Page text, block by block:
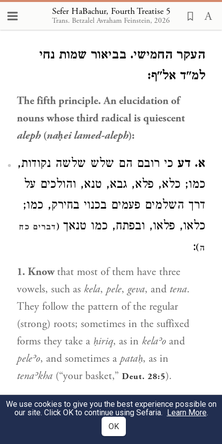
Sefer HaBachur, Fourth Treatise 5
Trans. Betzalel Avraham Feinstein, 2026
Loading...
העקר החמישי. בביאור שמות נחי
למ"ד אל"ף:
The fifth principle. An elucidation of
nouns whose third radical is quiescent
aleph(naḥei lamed-aleph):
א. דע כי רובם הם שלש שלשה נקודות,
כמו; כלא, פלא, גבא, טנא, והולכים על
דרך השלמים פעמים בכנוי בחירק, כמו;
כלאו, פלאו, ובפתח, כמו טנאך (דברים כח
ה)
:
1. Knowthat most of them have three
vowels, such as kela, pele, geva, and tena.
They follow the pattern of the regular
(strong) roots; sometimes in the suffixed
forms they take a ḥiriq, as in kelaʾo and
peleʾo, and sometimes a pataḥ, as in
tenaʾkha (“your basket,” Deut. 28:5).
[ב.] ונמצאים על משקל פעל, כמו;
צמא, צבא, ועל משקל פועל, כמו;
We use cookies to give you the best experience possible on
our site. Click OK to continue using Sefaria. Learn More.
OK